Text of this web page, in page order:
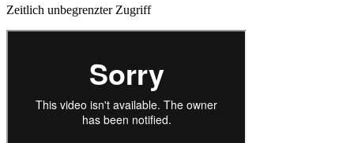
Zeitlich unbegrenzter Zugriff